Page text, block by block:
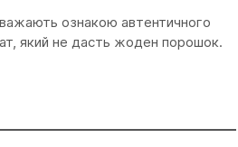
ознакою автентичного
який не дасть жоден порошок.